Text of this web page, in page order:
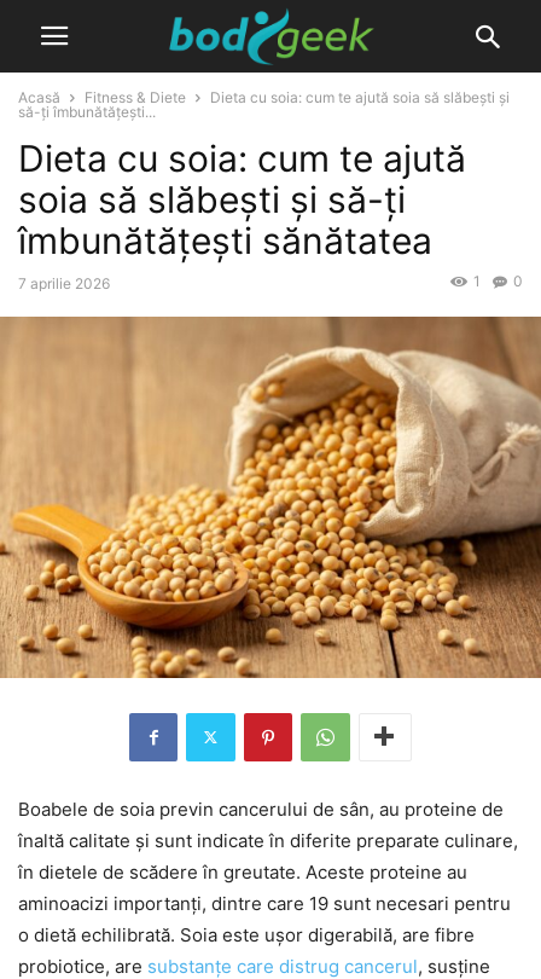
Acasă Fitness & Diete
Dieta cu soia: cum te ajută soia să slăbești și
să-ți îmbunătățești...
Dieta cu soia: cum te ajută
soia să slăbești și să-ți
îmbunătățești sănătatea
7 aprilie 2026 0
1
Boabele de soia previn cancerului de sân, au proteine de
înaltă calitate și sunt indicate în diferite preparate culinare,
în dietele de scădere în greutate. Aceste proteine au
aminoacizi importanți, dintre care 19 sunt necesari pentru
o dietă echilibrată. Soia este ușor digerabilă, are fibre
probiotice, are substanțe care distrug cancerul, susține